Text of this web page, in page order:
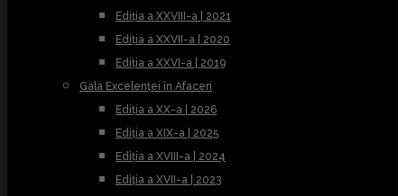
Ediția a XXVIII-a | 2021
Ediția a XXVII-a | 2020
Ediția a XXVI-a | 2019
Gala Excelenței în Afaceri
Ediția a XX-a | 2026
Ediția a XIX-a | 2025
Ediția a XVIII-a | 2024
Ediția a XVII-a | 2023